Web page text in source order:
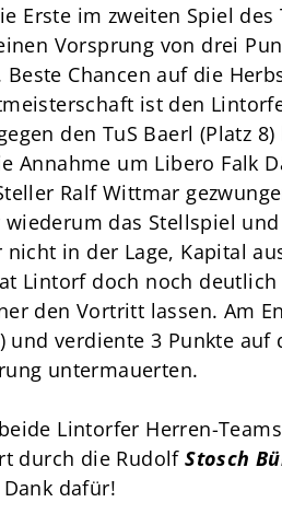
Erste im zweiten Spiel des
Vorsprung von drei
Chancen auf die
ist den
den TuS Baerl (Platz
Annahme um Libero Falk
Ralf Wittmar
das Stellspiel
in der Lage, Kapital
Lintorf doch noch
den Vortritt lassen. Am
und verdiente 3 Punkte
untermauerten.
Lintorfer Herren-
durch die RudolfStosch
dafür!